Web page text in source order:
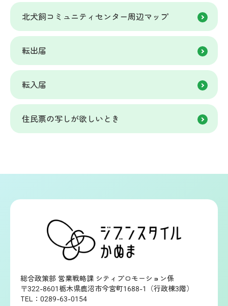
北犬飼コミュニティセンター周辺マップ
転出届
転入届
住民票の写しが欲しいとき
総合政策部 営業戦略課 シティプロモーション係
〒322-8601栃木県鹿沼市今宮町1688-1（行政棟3階）
TEL：0289-63-0154